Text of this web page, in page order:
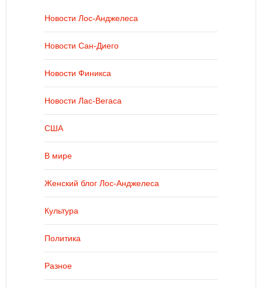
Новости Лос-Анджелеса
Новости Сан-Диего
Новости Финикса
Новости Лас-Вегаса
США
В мире
Женский блог Лос-Анджелеса
Культура
Политика
Разное